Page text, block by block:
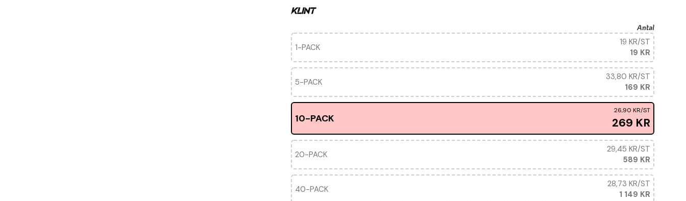
Antal
1-PACK
19 KR
19 KR/ST
5-PACK
169 KR
33,80 KR/ST
10-PACK 269 KR
26,90 KR/ST
20-PACK
589 KR
29,45 KR/ST
40-PACK
1 149 KR
28,73 KR/ST